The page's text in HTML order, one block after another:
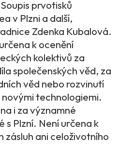
prvotisků
v Plzni a další,
Zdenka Kubalová.
k ocenění
kolektivů za
společenských věd, za
věd nebo rozvinutí
technologiemi.
i za významné
s Plzní. Není určena k
ani celoživotního